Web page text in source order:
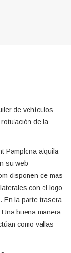
de vehículos
de la
Pamplona alquila
su web
disponen de más
con el logo
En la parte trasera
buena manera
como vallas